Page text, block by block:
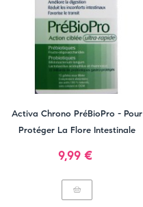
Activa Chrono PréBioPro - Pour
Protéger La Flore Intestinale
Prix
9,99 €